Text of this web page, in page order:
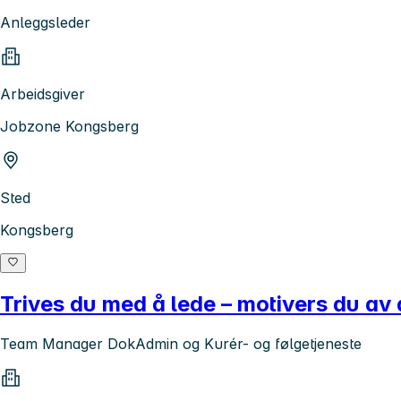
Anleggsleder
Arbeidsgiver
Jobzone Kongsberg
Sted
Kongsberg
Trives du med å lede – motivers du av
Team Manager DokAdmin og Kurér- og følgetjeneste